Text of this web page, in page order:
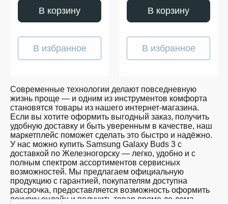
В корзину
В избранное
В корзину
В избранное
Современные технологии делают повседневную
жизнь проще — и одним из инструментов комфорта
становятся товары из нашего интернет-магазина.
Если вы хотите оформить выгодный заказ, получить
удобную доставку и быть уверенным в качестве, наш
маркетплейс поможет сделать это быстро и надёжно.
У нас можно купить Samsung Galaxy Buds 3 с
доставкой по Железногорску — легко, удобно и с
полным спектром ассортиментов сервисных
возможностей. Мы предлагаем официальную
продукцию с гарантией, покупателям доступна
рассрочка, предоставляется возможность оформить
покупку онлайн и получить товар прямо до дома.